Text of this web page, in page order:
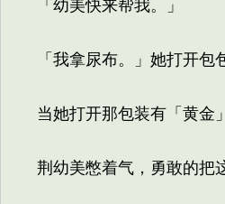
「幼美快来帮我。」
「我拿尿布。」她打开包
当她打开那包装有「黄金
荆幼美憋着气，勇敢的把